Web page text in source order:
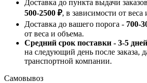
Доставка до пункта выдачи
500-2500 ₽, в зависимости от веса
Доставка до вашего порога - 700-
от веса и объема.
Средний срок поставки - 3-5 дней
на следующий день после заказа,
транспортной компании.
Самовывоз